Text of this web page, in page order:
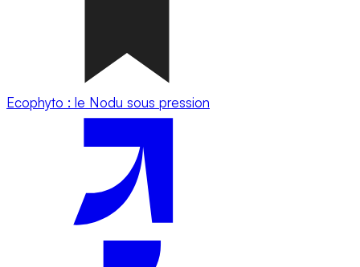
Ecophyto : le Nodu sous pression